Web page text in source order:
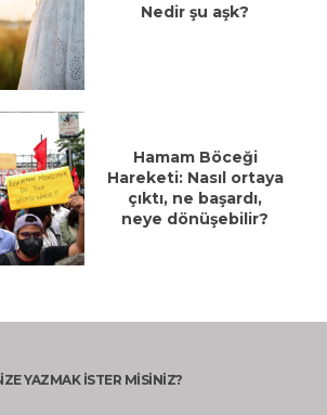
Nedir şu aşk?
Hamam Böceği
Hareketi: Nasıl ortaya
çıktı, ne başardı,
neye dönüşebilir?
YAZMAK İSTER MİSİNİZ?